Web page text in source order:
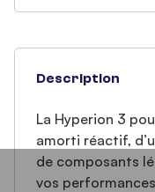
Description
La Hyperion 3
amorti réactif,
de composants
vos